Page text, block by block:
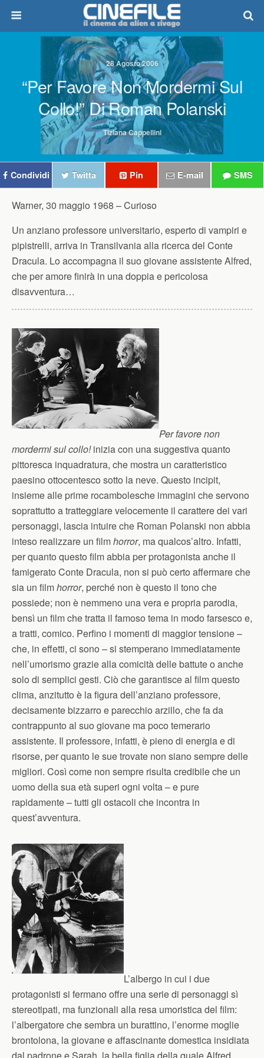
28 Agosto 2006
“Per Favore Non Mordermi Sul
Collo!” Di Roman Polanski
Tiziana Cappellini
Condividi Twitta Pin E-mail SMS
Warner, 30 maggio 1968 –Curioso
Un anziano professore universitario, esperto di vampiri e
pipistrelli, arriva in Transilvania alla ricerca del Conte
Dracula. Lo accompagna il suo giovane assistente Alfred,
che per amore finirà in una doppia e pericolosa
disavventura…
Per favore non
mordermi sul collo!inizia con una suggestiva quanto
pittoresca inquadratura, che mostra un caratteristico
paesino ottocentesco sotto la neve. Questo incipit,
insieme alle prime rocambolesche immagini che servono
soprattutto a tratteggiare velocemente il carattere dei vari
personaggi, lascia intuire che Roman Polanski non abbia
inteso realizzare un filmhorror, ma qualcos’altro. Infatti,
per quanto questo film abbia per protagonista anche il
famigerato Conte Dracula, non si può certo affermare che
sia un filmhorror, perché non è questo il tono che
possiede; non è nemmeno una vera e propria parodia,
bensì un film che tratta il famoso tema in modo farsesco e,
a tratti, comico. Perfino i momenti di maggior tensione –
che, in effetti, ci sono – si stemperano immediatamente
nell’umorismo grazie alla comicità delle battute o anche
solo di semplici gesti. Ciò che garantisce al film questo
clima, anzitutto è la figura dell’anziano professore,
decisamente bizzarro e parecchio arzillo, che fa da
contrappunto al suo giovane ma poco temerario
assistente. Il professore, infatti, è pieno di energia e di
risorse, per quanto le sue trovate non siano sempre delle
migliori. Così come non sempre risulta credibile che un
uomo della sua età superi ogni volta – e pure
rapidamente – tutti gli ostacoli che incontra in
quest’avventura.
L’albergo in cui i due
protagonisti si fermano offre una serie di personaggi sì
stereotipati, ma funzionali alla resa umoristica del film:
l’albergatore che sembra un burattino, l’enorme moglie
brontolona, la giovane e affascinante domestica insidiata